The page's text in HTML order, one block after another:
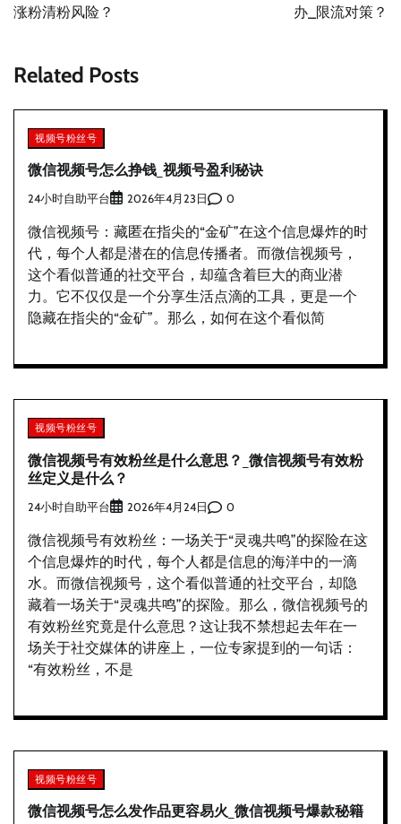
导
涨粉清粉风险？
办_限流对策？
Related Posts
视频号粉丝号
微信视频号怎么挣钱_视频号盈利秘诀
24小时自助平台 2026年4月23日 0
微信视频号：藏匿在指尖的“金矿”在这个信息爆炸的时
代，每个人都是潜在的信息传播者。而微信视频号，
这个看似普通的社交平台，却蕴含着巨大的商业潜
力。它不仅仅是一个分享生活点滴的工具，更是一个
隐藏在指尖的“金矿”。那么，如何在这个看似简
视频号粉丝号
微信视频号有效粉丝是什么意思？_微信视频号有效粉
丝定义是什么？
24小时自助平台 2026年4月24日 0
微信视频号有效粉丝：一场关于“灵魂共鸣”的探险在这
个信息爆炸的时代，每个人都是信息的海洋中的一滴
水。而微信视频号，这个看似普通的社交平台，却隐
藏着一场关于“灵魂共鸣”的探险。那么，微信视频号的
有效粉丝究竟是什么意思？这让我不禁想起去年在一
场关于社交媒体的讲座上，一位专家提到的一句话：
“有效粉丝，不是
视频号粉丝号
微信视频号怎么发作品更容易火_微信视频号爆款秘籍